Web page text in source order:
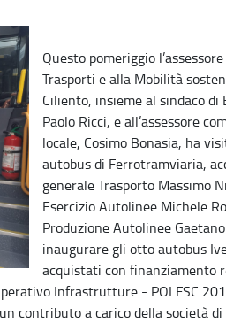
Questo pomeriggio
Trasporti e alla Mobilità
Ciliento, insieme al sindaco di
Paolo Ricci, e all’assessore
locale, Cosimo Bonasia, ha
autobus di Ferrotramviaria,
generale Trasporto Massimo
Esercizio Autolinee Michele
Produzione Autolinee
inaugurare gli otto autobus
acquistati con finanziamento
Infrastrutture - POI FSC
contributo a carico della società